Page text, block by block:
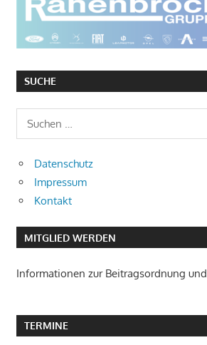
SUCHE
Datenschutz
Impressum
Kontakt
MITGLIED WERDEN
Informationen zur Beitragsordnung und
TERMINE